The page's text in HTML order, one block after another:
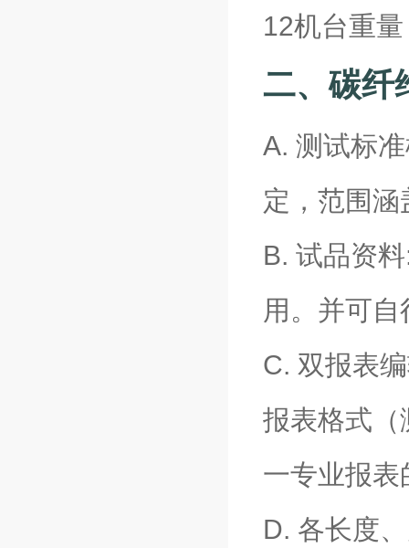
12机台
二、碳纤
A. 测试标
定，范围
B. 试品资
用。并可
C. 双报表
报表格式（
一专业报
D. 各长度